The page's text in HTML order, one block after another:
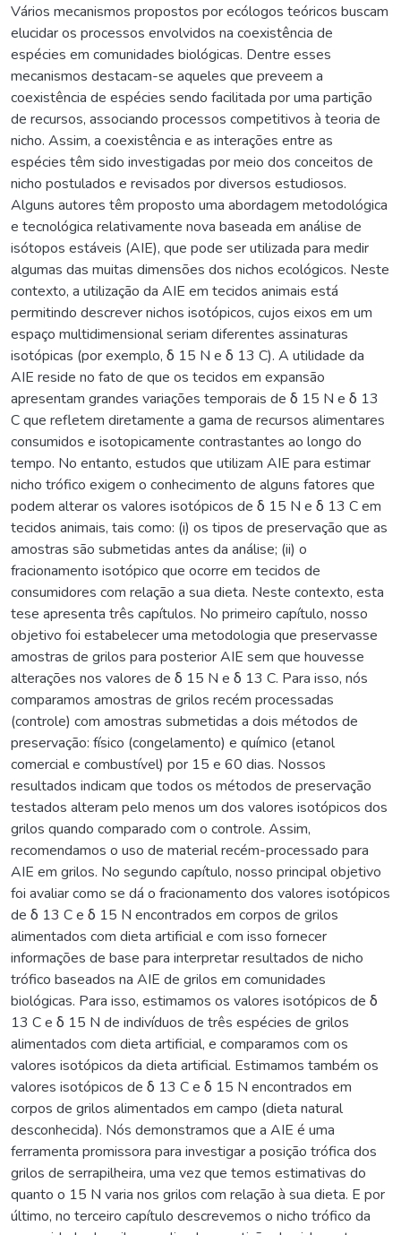
Vários mecanismos propostos por ecólogos teóricos buscam
elucidar os processos envolvidos na coexistência de
espécies em comunidades biológicas. Dentre esses
mecanismos destacam-se aqueles que preveem a
coexistência de espécies sendo facilitada por uma partição
de recursos, associando processos competitivos à teoria de
nicho. Assim, a coexistência e as interações entre as
espécies têm sido investigadas por meio dos conceitos de
nicho postulados e revisados por diversos estudiosos.
Alguns autores têm proposto uma abordagem metodológica
e tecnológica relativamente nova baseada em análise de
isótopos estáveis (AIE), que pode ser utilizada para medir
algumas das muitas dimensões dos nichos ecológicos. Neste
contexto, a utilização da AIE em tecidos animais está
permitindo descrever nichos isotópicos, cujos eixos em um
espaço multidimensional seriam diferentes assinaturas
isotópicas (por exemplo, δ 15 N e δ 13 C). A utilidade da
AIE reside no fato de que os tecidos em expansão
apresentam grandes variações temporais de δ 15 N e δ 13
C que refletem diretamente a gama de recursos alimentares
consumidos e isotopicamente contrastantes ao longo do
tempo. No entanto, estudos que utilizam AIE para estimar
nicho trófico exigem o conhecimento de alguns fatores que
podem alterar os valores isotópicos de δ 15 N e δ 13 C em
tecidos animais, tais como: (i) os tipos de preservação que as
amostras são submetidas antes da análise; (ii) o
fracionamento isotópico que ocorre em tecidos de
consumidores com relação a sua dieta. Neste contexto, esta
tese apresenta três capítulos. No primeiro capítulo, nosso
objetivo foi estabelecer uma metodologia que preservasse
amostras de grilos para posterior AIE sem que houvesse
alterações nos valores de δ 15 N e δ 13 C. Para isso, nós
comparamos amostras de grilos recém processadas
(controle) com amostras submetidas a dois métodos de
preservação: físico (congelamento) e químico (etanol
comercial e combustível) por 15 e 60 dias. Nossos
resultados indicam que todos os métodos de preservação
testados alteram pelo menos um dos valores isotópicos dos
grilos quando comparado com o controle. Assim,
recomendamos o uso de material recém-processado para
AIE em grilos. No segundo capítulo, nosso principal objetivo
foi avaliar como se dá o fracionamento dos valores isotópicos
de δ 13 C e δ 15 N encontrados em corpos de grilos
alimentados com dieta artificial e com isso fornecer
informações de base para interpretar resultados de nicho
trófico baseados na AIE de grilos em comunidades
biológicas. Para isso, estimamos os valores isotópicos de δ
13 C e δ 15 N de indivíduos de três espécies de grilos
alimentados com dieta artificial, e comparamos com os
valores isotópicos da dieta artificial. Estimamos também os
valores isotópicos de δ 13 C e δ 15 N encontrados em
corpos de grilos alimentados em campo (dieta natural
desconhecida). Nós demonstramos que a AIE é uma
ferramenta promissora para investigar a posição trófica dos
grilos de serrapilheira, uma vez que temos estimativas do
quanto o 15 N varia nos grilos com relação à sua dieta. E por
último, no terceiro capítulo descrevemos o nicho trófico da